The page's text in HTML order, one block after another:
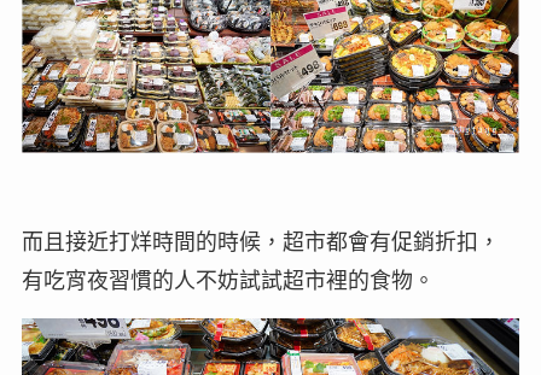
而且接近打烊時間的時候，超市都會有促銷折扣，
有吃宵夜習慣的人不妨試試超市裡的食物。